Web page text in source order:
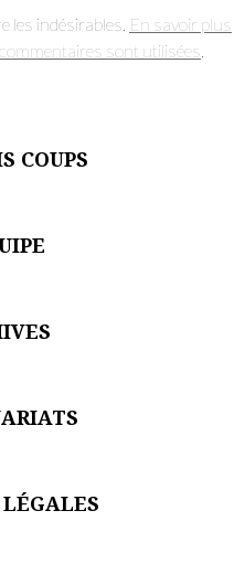
les indésirables. En savoir plus
sont utilisées
COUPS